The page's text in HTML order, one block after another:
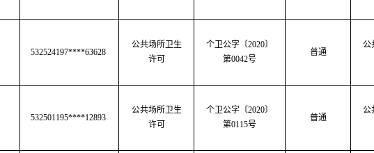
532524197****63628
公共场所卫生
许可
个卫公字 〔2020〕
第0042号
普通
公
532501195****12893
公共场所卫生
许可
个卫公字〔2020〕
第0115号
普通
公